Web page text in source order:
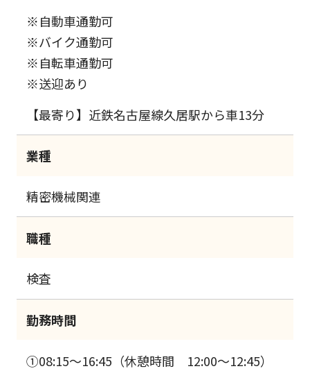
※自動車通勤可
※バイク通勤可
※自転車通勤可
※送迎あり
【最寄り】近鉄名古屋線久居駅から車13分
業種
精密機械関連
職種
検査
勤務時間
①08:15～16:45（休憩時間 12:00～12:45）